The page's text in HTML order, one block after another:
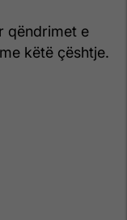
qëndrimet e
këtë çështje.